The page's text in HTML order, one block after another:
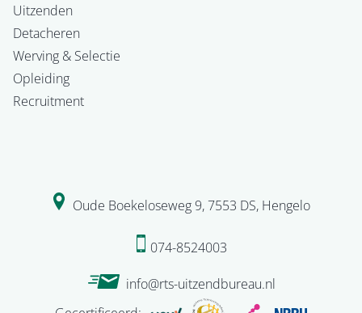
Uitzenden
Detacheren
Werving & Selectie
Opleiding
Recruitment
Oude Boekeloseweg 9,7553 DS, Hengelo
074-8524003
info@rts-uitzendbureau.nl